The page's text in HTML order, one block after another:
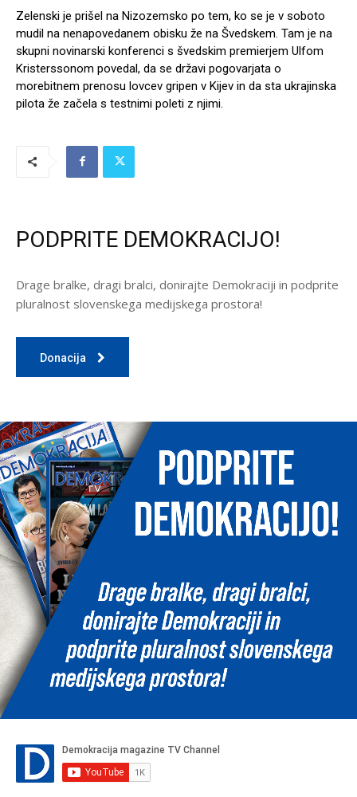
Zelenski je prišel na Nizozemsko po tem, ko se je v soboto
mudil na nenapovedanem obisku že na Švedskem. Tam je na
skupni novinarski konferenci s švedskim premierjem Ulfom
Kristerssonom povedal, da se državi pogovarjata o
morebitnem prenosu lovcev gripen v Kijev in da sta ukrajinska
pilota že začela s testnimi poleti z njimi.
PODPRITE DEMOKRACIJO!
Drage bralke, dragi bralci, donirajte Demokraciji in podprite
pluralnost slovenskega medijskega prostora!
Donacija